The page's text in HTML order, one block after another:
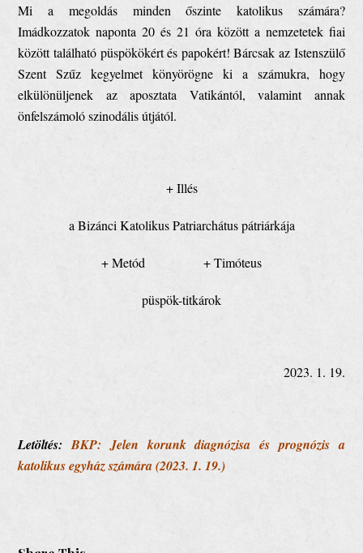
Mi a megoldás minden őszinte katolikus számára?
Imádkozzatok naponta 20 és 21 óra között a nemzetetek fiai
között található püspökökért és papokért! Bárcsak az Istenszülő
Szent Szűz kegyelmet könyörögne ki a számukra, hogy
elkülönüljenek az aposztata Vatikántól, valamint annak
önfelszámoló szinodális útjától.
+ Illés
a Bizánci Katolikus Patriarchátus pátriárkája
+ Metód + Timóteus
püspök-titkárok
2023. 1. 19.
Letöltés:BKP: Jelen korunk diagnózisa és prognózis a
katolikus egyház számára (2023. 1. 19.)